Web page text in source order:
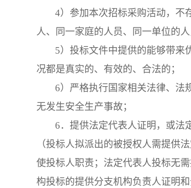
4）参加本次招标采购活动，不
人、同一家庭的人员、同一单位的
5）投标文件中提供的能够带来
况都是真实的、有效的、合法的；
6）严格执行国家相关法律、法
无发生安全生产事故；
6． 提供法定代表人证明，或法
（投标人拟派出的被授权人需提供
使投标人职责；法定代表人投标无
构投标的提供分支机构负责人证明